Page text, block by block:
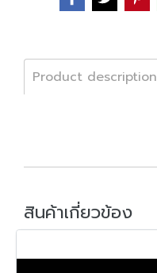
Product description
สินค้าเกี่ยวข้อง